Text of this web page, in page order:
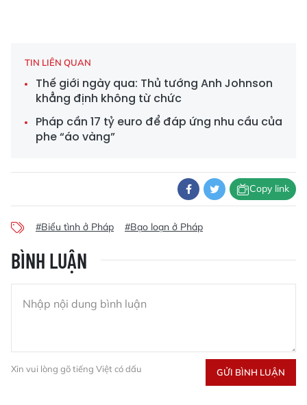
TIN LIÊN QUAN
Thế giới ngày qua: Thủ tướng Anh Johnson
khẳng định không từ chức
Pháp cần 17 tỷ euro để đáp ứng nhu cầu của
phe “áo vàng”
Copy link
#Biểu tình ở Pháp #Bạo loạn ở Pháp
BÌNH LUẬN
Xin vui lòng gõ tiếng Việt có dấu GỬI BÌNH LUẬN